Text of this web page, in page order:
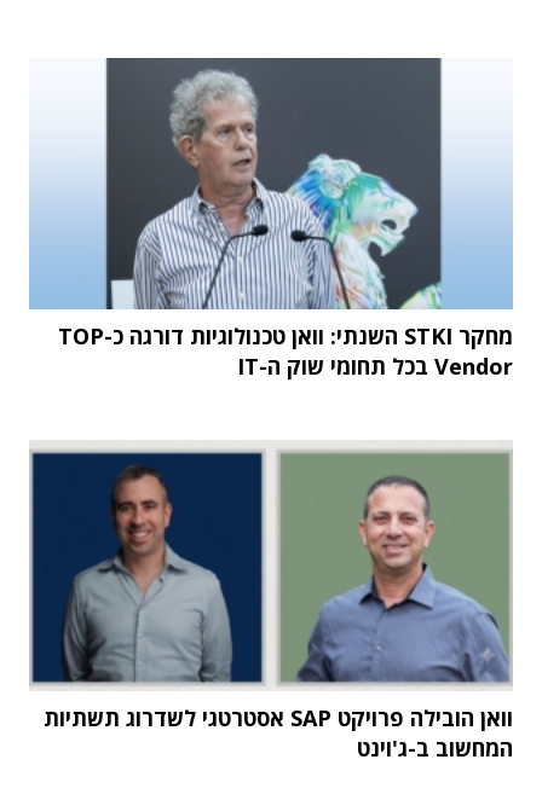
מחקר STKI השנתי: וואן טכנולוגיות דורגה כ-TOP
Vendor בכל תחומי שוק ה-IT
וואן הובילה פרויקט SAP אסטרטגי לשדרוג תשתיות
המחשוב ב-ג'וינט